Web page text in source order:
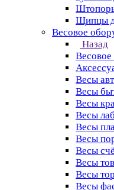
Щипцы
Весовое
Назад
Весовое
Весы
Весы
Весы
Весы
Весы
Весы
Весы
Весы
Весы
Весы